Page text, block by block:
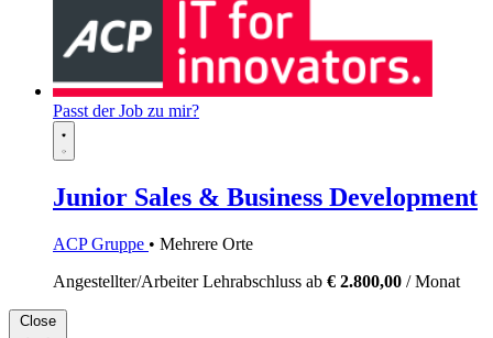
Passt der Job zu mir?
Junior Sales & Business Development
ACP Gruppe • Mehrere Orte
Angestellter/ArbeiterLehrabschluss ab € 2.800,00 / Monat
Close